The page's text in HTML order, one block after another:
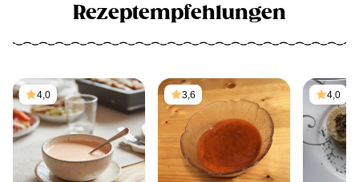
Rezeptempfehlungen
4,0 3,6 4,0